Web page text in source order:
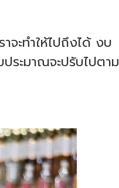
จะทำให้ไปถึงได้ งบ
ระมาณจะปรับไปตาม